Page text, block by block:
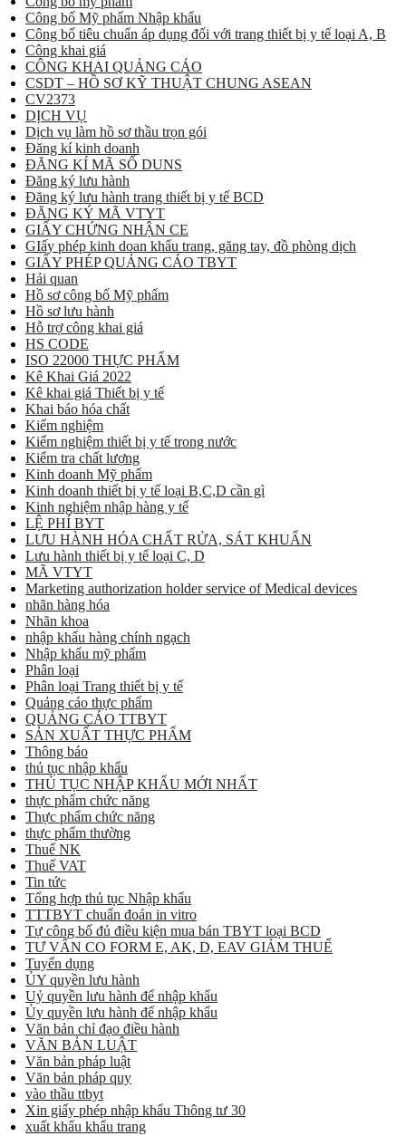
Công bố Mỹ phẩm Nhập khẩu
Công bố tiêu chuẩn áp dụng đối với trang thiết bị y tế loại A, B
Công khai giá
CÔNG KHAI QUẢNG CÁO
CSDT – HỒ SƠ KỸ THUẬT CHUNG ASEAN
CV2373
DỊCH VỤ
Dịch vụ làm hồ sơ thầu trọn gói
Đăng kí kinh doanh
ĐĂNG KÍ MÃ SỐ DUNS
Đăng ký lưu hành
Đăng ký lưu hành trang thiết bị y tế BCD
ĐĂNG KÝ MÃ VTYT
GIẤY CHỨNG NHẬN CE
GIấy phép kinh doan khẩu trang, găng tay, đồ phòng dịch
GIẤY PHÉP QUẢNG CÁO TBYT
Hải quan
Hồ sơ công bố Mỹ phẩm
Hồ sơ lưu hành
Hỗ trợ công khai giá
HS CODE
ISO 22000 THỰC PHẨM
Kê Khai Giá 2022
Kê khai giá Thiết bị y tế
Khai báo hóa chất
Kiểm nghiệm
Kiểm nghiệm thiết bị y tế trong nước
Kiểm tra chất lượng
Kinh doanh Mỹ phẩm
Kinh doanh thiết bị y tế loại B,C,D cần gì
Kinh nghiệm nhập hàng y tế
LỆ PHÍ BYT
LƯU HÀNH HÓA CHẤT RỬA, SÁT KHUẨN
Lưu hành thiết bị y tế loại C, D
MÃ VTYT
Marketing authorization holder service of Medical devices
nhãn hàng hóa
Nhãn khoa
nhập khẩu hàng chính ngạch
Nhập khẩu mỹ phẩm
Phân loại
Phân loại Trang thiết bị y tế
Quảng cáo thực phẩm
QUẢNG CÁO TTBYT
SẢN XUẤT THỰC PHẨM
Thông báo
thủ tục nhập khẩu
THỦ TỤC NHẬP KHẨU MỚI NHẤT
thực phẩm chức năng
Thực phẩm chức năng
thực phẩm thường
Thuế NK
Thuế VAT
Tin tức
Tổng hợp thủ tục Nhập khẩu
TTTBYT chuẩn đoán in vitro
Tự công bố đủ điều kiện mua bán TBYT loại BCD
TƯ VẤN CO FORM E, AK, D, EAV GIẢM THUẾ
Tuyển dụng
ỦY quyền lưu hành
Uỷ quyền lưu hành để nhập khẩu
Ủy quyền lưu hành để nhập khẩu
Văn bản chỉ đạo điều hành
VĂN BẢN LUẬT
Văn bản pháp luật
Văn bản pháp quy
vào thầu ttbyt
Xin giấy phép nhập khẩu Thông tư 30
xuất khẩu khẩu trang